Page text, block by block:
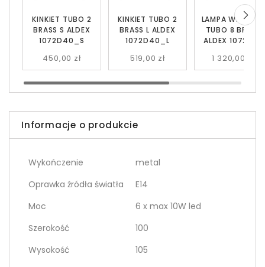
LAMPA WISZĄCA
TUBO 8 BRASS
ALDEX 1072P40
1 320,00 zł
KINKIET TUBO 2
BRASS S ALDEX
1072D40_S
450,00 zł
KINKIET TUBO 2
BRASS L ALDEX
1072D40_L
519,00 zł
Informacje o produkcie
Wykończenie
metal
Oprawka źródła światła
E14
Moc
6 x max 10W led
Szerokość
100
Wysokość
105